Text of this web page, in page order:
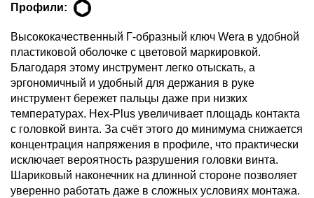
Профили:
Высококачественный Г-образный ключ Wera в удобной
пластиковой оболочке с цветовой маркировкой.
Благодаря этому инструмент легко отыскать, а
эргономичный и удобный для держания в руке
инструмент бережет пальцы даже при низких
температурах. Hex-Plus увеличивает площадь контакта
с головкой винта. За счёт этого до минимума снижается
концентрация напряжения в профиле, что практически
исключает вероятность разрушения головки винта.
Шариковый наконечник на длинной стороне позволяет
уверенно работать даже в сложных условиях монтажа.